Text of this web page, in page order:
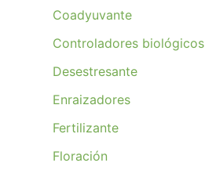
Coadyuvante
Controladores biológicos
Desestresante
Enraizadores
Fertilizante
Floración